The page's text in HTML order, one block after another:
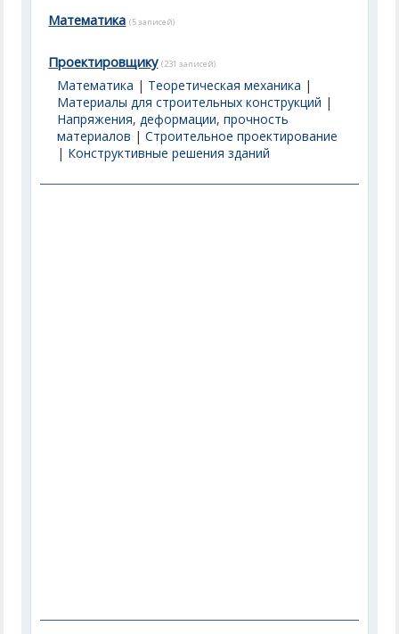
Математика (5 записей)
Проектировщику (231 записей)
Математика | Теоретическая механика |
Материалы для строительных конструкций |
Напряжения, деформации, прочность
материалов |Строительное проектирование
| Конструктивные решения зданий